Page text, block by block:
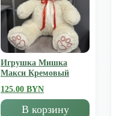
Игрушка Мишка
Mакси Кремовый
125.00 BYN
В корзину